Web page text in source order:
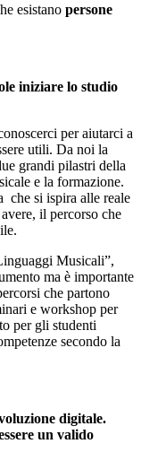
esistano persone
iniziare lo studio
per aiutarci a
utili. Da noi la
grandi pilastri della
e la formazione.
che si ispira alle reale
il percorso che
Musicali”,
ma è importante
che partono
e workshop per
per gli studenti
secondo la
digitale.
un valido